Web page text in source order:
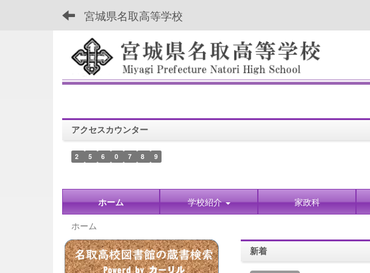
宮城県名取高等学校
アクセスカウンター
2 5 6 0 7 8 9
ホーム 学校紹介 家政科
ホーム
新着